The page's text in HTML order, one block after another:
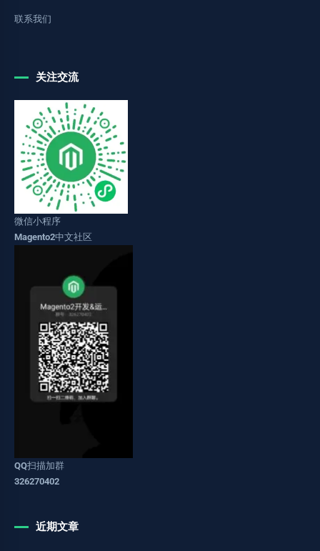
联系我们
关注交流
微信小程序
Magento2中文社区
QQ扫描加群
326270402
近期文章